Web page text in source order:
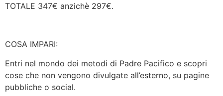
TOTALE 347€ anzichè 297€.
COSA IMPARI:
Entri nel mondo dei metodi di Padre Pacifico e scopri
cose che non vengono divulgate all’esterno, su pagine
pubbliche o social.